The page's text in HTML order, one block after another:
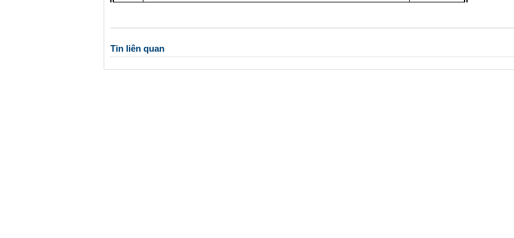
Tin liên quan